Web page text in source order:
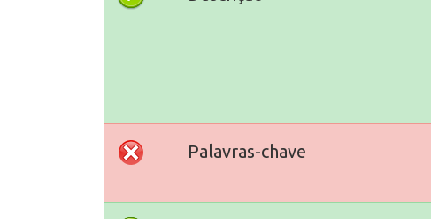
Palavras-chave